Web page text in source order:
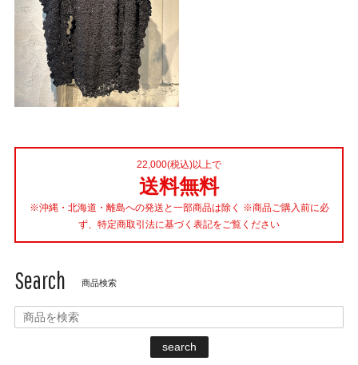
22,000(税込)以上で
送料無料
※沖縄・北海道・離島への発送と一部商品は除く ※商品ご購入前に必
ず、特定商取引法に基づく表記をご覧ください
Search 商品検索
search